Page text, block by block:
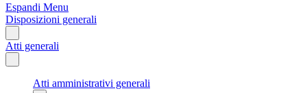
Espandi Menu
Disposizioni generali
Atti generali
Atti amministrativi generali